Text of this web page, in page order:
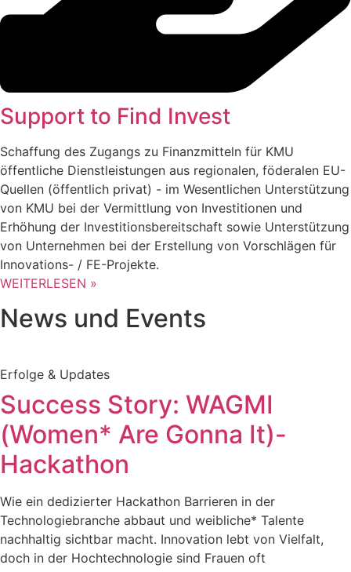
Support to Find Invest
Schaffung des Zugangs zu Finanzmitteln für KMU
öffentliche Dienstleistungen aus regionalen, föderalen EU-
Quellen (öffentlich privat) - im Wesentlichen Unterstützung
von KMU bei der Vermittlung von Investitionen und
Erhöhung der Investitionsbereitschaft sowie Unterstützung
von Unternehmen bei der Erstellung von Vorschlägen für
Innovations- / FE-Projekte.
WEITERLESEN »
News und Events
Erfolge & Updates
Success Story: WAGMI
(Women* Are Gonna It)-
Hackathon
Wie ein dedizierter Hackathon Barrieren in der
Technologiebranche abbaut und weibliche* Talente
nachhaltig sichtbar macht. Innovation lebt von Vielfalt,
doch in der Hochtechnologie sind Frauen oft